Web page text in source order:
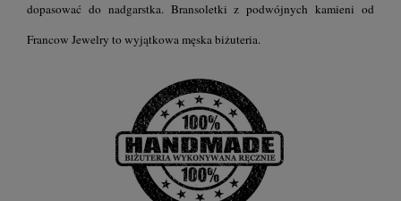
dopasować do nadgarstka. Bransoletki z podwójnych kamieni od
Francow Jewelry to wyjątkowa męska biżuteria.